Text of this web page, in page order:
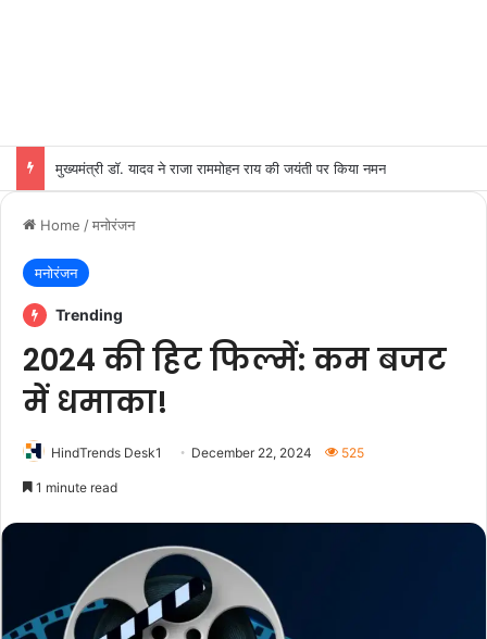
मुख्यमंत्री डॉ. यादव ने राजा राममोहन राय की जयंती पर किया नमन
Home /मनोरंजन
मनोरंजन
Trending
2024 की हिट फिल्में: कम बजट
में धमाका!
HindTrends Desk1 December 22, 2024 525
1 minute read